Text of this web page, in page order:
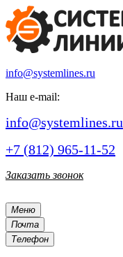
info@systemlines.ru
Наш e-mail:
info@systemlines.ru
+7 (812) 965-11-52
Заказать звонок
Меню
Почта
Телефон